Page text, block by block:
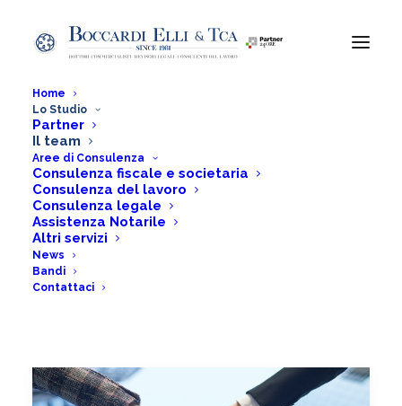
Home
Lo Studio
Partner
Il team
Aree di Consulenza
Consulenza fiscale e societaria
Consulenza del lavoro
Consulenza legale
Assistenza Notarile
Altri servizi
News
Bandi
Contattaci
Il team
Home Lo Studio